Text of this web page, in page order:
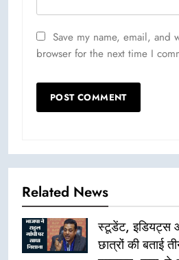
Save my name, email, and
browser for the next time I
Related News
स्टूडेंट, इडियट्स
छात्रों की बताई